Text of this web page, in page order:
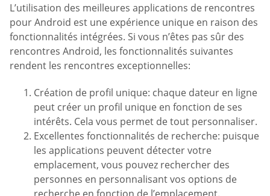
L’utilisation des meilleures applications de rencontres
pour Android est une expérience unique en raison des
fonctionnalités intégrées. Si vous n’êtes pas sûr des
rencontres Android, les fonctionnalités suivantes
rendent les rencontres exceptionnelles:
Création de profil unique: chaque dateur en ligne
peut créer un profil unique en fonction de ses
intérêts. Cela vous permet de tout personnaliser.
Excellentes fonctionnalités de recherche: puisque
les applications peuvent détecter votre
emplacement, vous pouvez rechercher des
personnes en personnalisant vos options de